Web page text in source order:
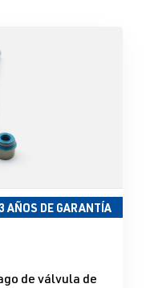
AÑOS DE GARANTÍA
de válvula de